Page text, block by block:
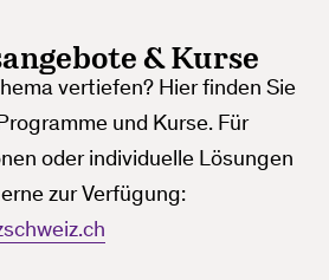
& Kurse
vertiefen? Hier finden Sie
und Kurse. Für
oder individuelle Lösungen
zur Verfügung: